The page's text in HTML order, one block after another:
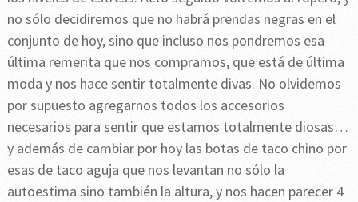
no sólo decidiremos que no habrá prendas negras en el
conjunto de hoy, sino que incluso nos pondremos esa
última remerita que nos compramos, que está de última
moda y nos hace sentir totalmente divas. No olvidemos
por supuesto agregarnos todos los accesorios
necesarios para sentir que estamos totalmente diosas…
y además de cambiar por hoy las botas de taco chino por
esas de taco aguja que nos levantan no sólo la
autoestima sino también la altura, y nos hacen parecer 4